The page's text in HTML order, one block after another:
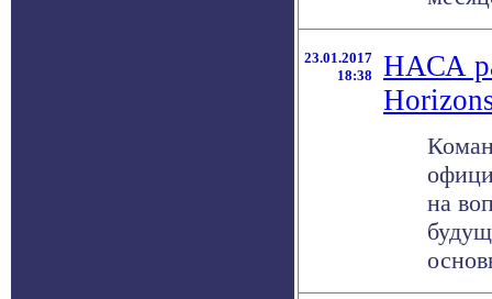
23.01.2017
18:38
НАСА
на